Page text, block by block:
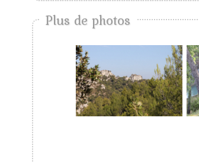
Plus de photos